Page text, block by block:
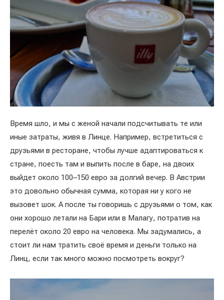
Время шло, и мы с женой начали подсчитывать те или
иные затраты, живя в Линце. Например, встретиться с
друзьями в ресторане, чтобы лучше адаптироваться к
стране, поесть там и выпить после в баре, на двоих
выйдет около 100–150 евро за долгий вечер. В Австрии
это довольно обычная сумма, которая ни у кого не
вызовет шок. А после ты говоришь с друзьями о том, как
они хорошо летали на Бари или в Малагу, потратив на
перелёт около 20 евро на человека. Мы задумались, а
стоит ли нам тратить своё время и деньги только на
Линц, если так много можно посмотреть вокруг?